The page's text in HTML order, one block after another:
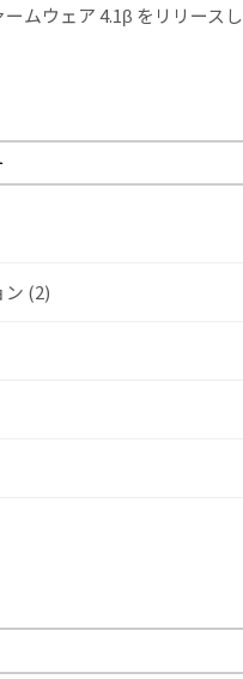
ムウェア 4.1β をリリースし
ン (2)